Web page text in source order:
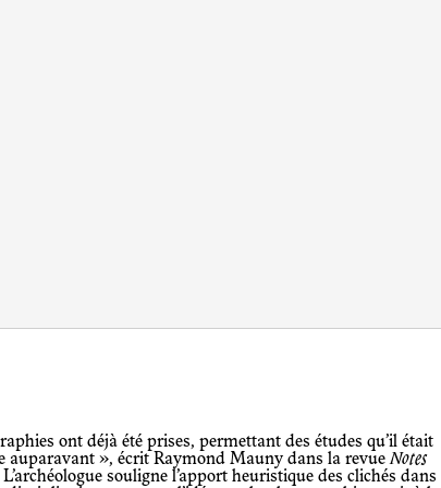
ont déjà été prises, permettant des études qu’il était
auparavant », écrit Raymond Mauny dans la revueNotes
L’archéologue souligne l’apport heuristique des clichés dans